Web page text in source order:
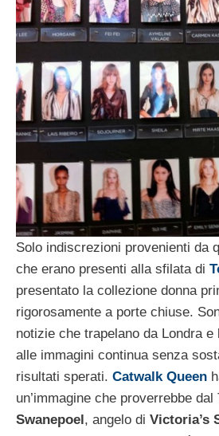
Solo indiscrezioni provenienti da
che erano presenti alla sfilata di
presentato la collezione donna
rigorosamente a porte chiuse.
notizie che trapelano da Londra
alle immagini continua senza
risultati sperati. Catwalk Queen
un’immagine che proverrebbe dal
Swanepoel, angelo di Victoria’s